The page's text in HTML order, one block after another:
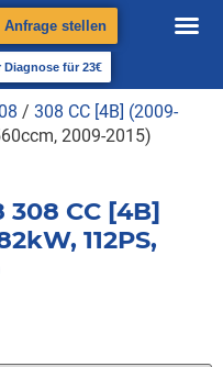
Anfrage stellen
Diagnose für 23€
/ 308 CC [4B] (2009-
2009-2015)
308 CC [4B]
112PS,